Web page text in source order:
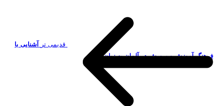
قدیمی تر
آشنایی با
فرهنگ آموزش و ‍پرورش در آلمان به زبان آلمانی